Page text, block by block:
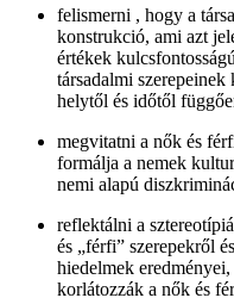
felismerni , hogy a
konstrukció, ami azt
értékek
társadalmi szerepeinek
helytől és időtől
megvitatni a nők és
formálja a nemek
nemi alapú
reflektálni a
és „férfi” szerepekről
hiedelmek
korlátozzák a nők és